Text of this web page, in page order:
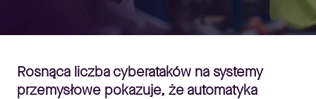
Rosnąca liczba cyberataków na systemy
przemysłowe pokazuje, że automatyka